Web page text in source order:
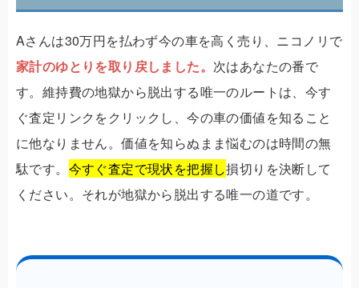
Aさんは30万円を払わず今の車を高く売り、ニコノリで
家計のゆとりを取り戻しました。 次はあなたの番で
す。維持費の地獄から脱出する唯一のルートは、 今す
ぐ査定リンクをクリックし、今の車の価値を知ること
に他なりません。価値を知らぬまま悩むのは時間の無
駄です。 今すぐ査定で現状を把握し損切りを決断して
ください。それが地獄から脱出する唯一の道です。